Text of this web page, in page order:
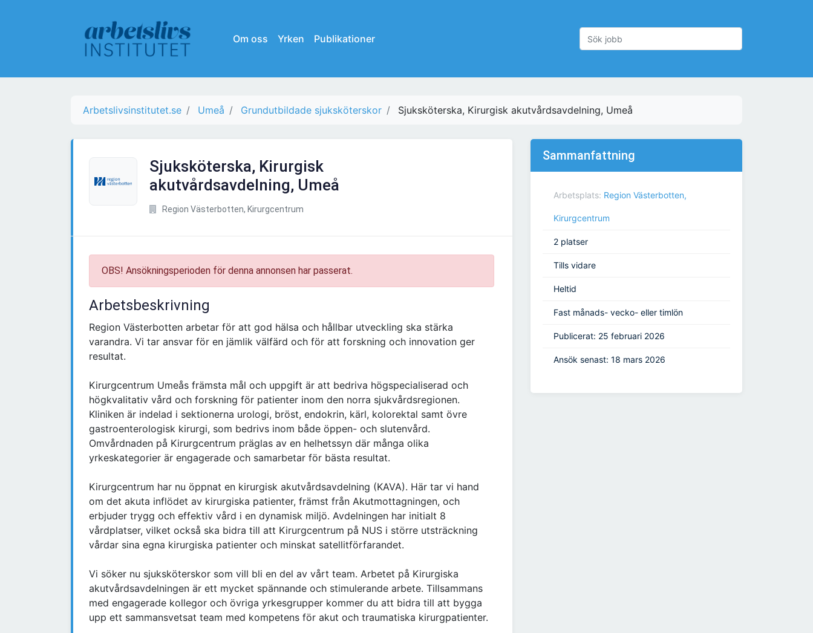
Om oss Yrken Publikationer
Arbetslivsinstitutet.se Umeå Grundutbildade sjuksköterskor Sjuksköterska, Kirurgisk akutvårdsavdelning, Umeå
Sjuksköterska, Kirurgisk
akutvårdsavdelning, Umeå
Region Västerbotten, Kirurgcentrum
OBS! Ansökningsperioden för denna annonsen har passerat.
Arbetsbeskrivning
Region Västerbotten arbetar för att god hälsa och hållbar utveckling ska stärka
varandra. Vi tar ansvar för en jämlik välfärd och för att forskning och innovation ger
resultat.
Kirurgcentrum Umeås främsta mål och uppgift är att bedriva högspecialiserad och
högkvalitativ vård och forskning för patienter inom den norra sjukvårdsregionen.
Kliniken är indelad i sektionerna urologi, bröst, endokrin, kärl, kolorektal samt övre
gastroenterologisk kirurgi, som bedrivs inom både öppen- och slutenvård.
Omvårdnaden på Kirurgcentrum präglas av en helhetssyn där många olika
yrkeskategorier är engagerade och samarbetar för bästa resultat.
Kirurgcentrum har nu öppnat en kirurgisk akutvårdsavdelning (KAVA). Här tar vi hand
om det akuta inflödet av kirurgiska patienter, främst från Akutmottagningen, och
erbjuder trygg och effektiv vård i en dynamisk miljö. Avdelningen har initialt 8
vårdplatser, vilket också ska bidra till att Kirurgcentrum på NUS i större utsträckning
vårdar sina egna kirurgiska patienter och minskat satellitförfarandet.
Vi söker nu sjuksköterskor som vill bli en del av vårt team. Arbetet på Kirurgiska
akutvårdsavdelningen är ett mycket spännande och stimulerande arbete. Tillsammans
med engagerade kollegor och övriga yrkesgrupper kommer du att bidra till att bygga
upp ett sammansvetsat team med kompetens för akut och traumatiska kirurgpatienter.
Sammanfattning
Arbetsplats: Region Västerbotten,
Kirurgcentrum
2 platser
Tills vidare
Heltid
Fast månads- vecko- eller timlön
Publicerat: 25 februari 2026
Ansök senast: 18 mars 2026